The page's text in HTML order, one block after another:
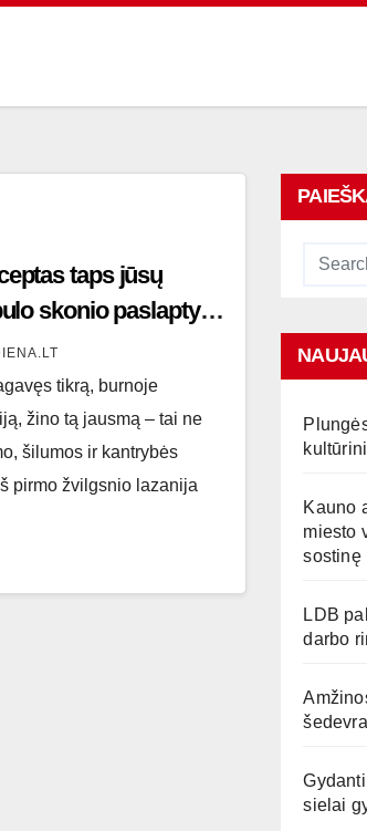
taps jūsų
skonio paslaptys
tikrą, burnoje
žino tą jausmą – tai ne
šilumos ir kantrybės
pirmo žvilgsnio lazanija
Kauno
miesto
sostinę
LDB
darbo
sielai